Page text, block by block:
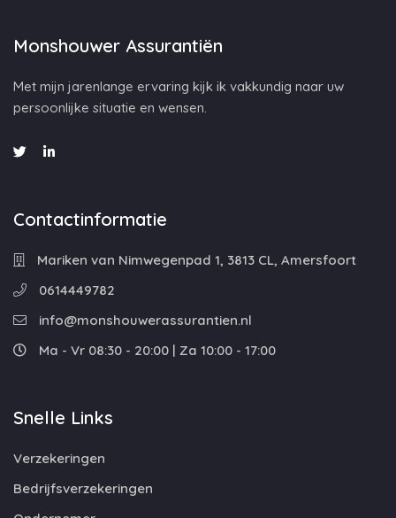
Monshouwer Assurantiën
Met mijn jarenlange ervaring kijk ik vakkundig naar uw
persoonlijke situatie en wensen.
Contactinformatie
Mariken van Nimwegenpad 1, 3813 CL, Amersfoort
0614449782
info@monshouwerassurantien.nl
Ma - Vr 08:30 - 20:00 | Za 10:00 - 17:00
Snelle Links
Verzekeringen
Bedrijfsverzekeringen